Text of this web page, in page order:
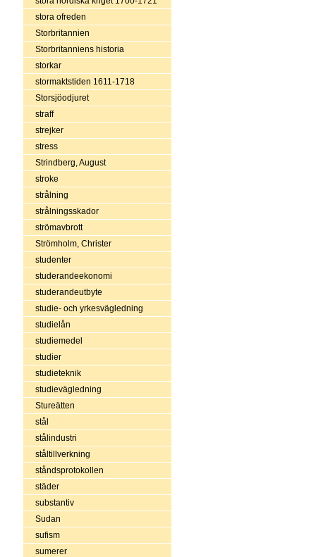
stora ofreden
Storbritannien
Storbritanniens historia
storkar
stormaktstiden 1611-1718
Storsjöodjuret
straff
strejker
stress
Strindberg, August
stroke
strålning
strålningsskador
strömavbrott
Strömholm, Christer
studenter
studerandeekonomi
studerandeutbyte
studie- och yrkesvägledning
studielån
studiemedel
studier
studieteknik
studievägledning
Stureätten
stål
stålindustri
ståltillverkning
ståndsprotokollen
städer
substantiv
Sudan
sufism
sumerer